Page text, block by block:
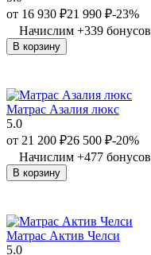
от 16 930 ₽21 990 ₽-23%
Начислим +339 бонусов
В корзину
Матрас Азалия люкс
5.0
от 21 200 ₽26 500 ₽-20%
Начислим +477 бонусов
В корзину
Матрас Актив Челси
5.0